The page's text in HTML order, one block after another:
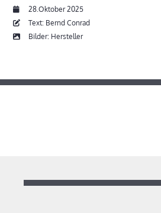
28.Oktober 2025
Text: Bernd Conrad
Bilder: Hersteller